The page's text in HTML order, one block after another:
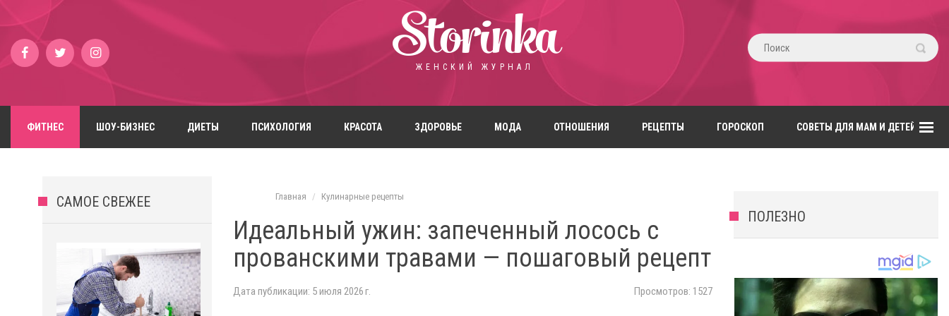
Storinka
ЖЕНСКИЙ ЖУРНАЛ
ФИТНЕС ШОУ-БИЗНЕС ДИЕТЫ ПСИХОЛОГИЯ КРАСОТА ЗДОРОВЬЕ МОДА ОТНОШЕНИЯ РЕЦЕПТЫ ГОРОСКОП СОВЕТЫ ДЛЯ МАМ И ДЕТЕЙ
САМОЕ СВЕЖЕЕ Главная Кулинарные рецепты
Идеальный ужин: запеченный лосось с
прованскими травами — пошаговый рецепт
Дата публикации: 5 июля 2026 г. Просмотров: 1527
ПОЛЕЗНО